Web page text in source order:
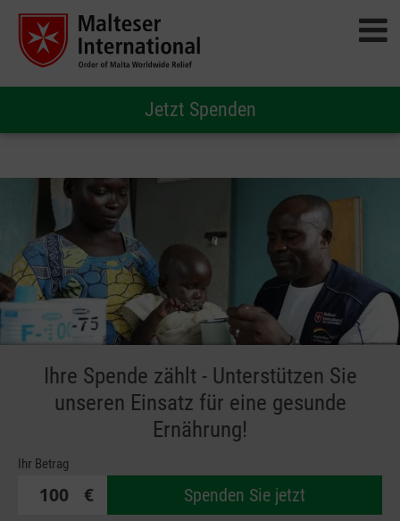
Jetzt Spenden
Ihre Spende zählt - Unterstützen Sie
unseren Einsatz für eine gesunde
Ernährung!
Ihr Betrag
€ Spenden Sie jetzt